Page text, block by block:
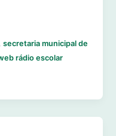
secretaria municipal de
rádio escolar